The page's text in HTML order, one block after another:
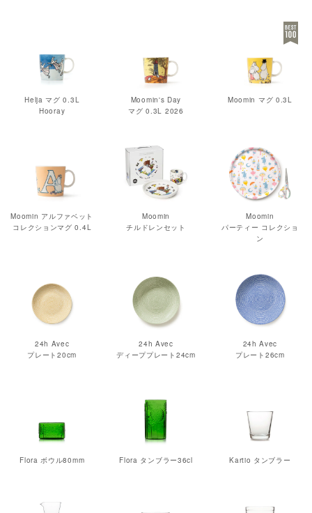
Helja マグ 0.3L
Hooray
Moomin's Day
マグ 0.3L 2026
Moomin マグ 0.3L
Moomin アルファベット
コレクションマグ 0.4L
Moomin
チルドレンセット
Moomin
パーティー コレクショ
ン
24h Avec
プレート20cm
24h Avec
ディーププレート24cm
24h Avec
プレート26cm
Flora ボウル80mm Flora タンブラー36cl Kartio タンブラー